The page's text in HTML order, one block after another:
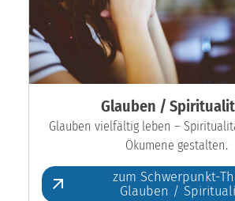
Glauben /
Glauben vielfältig leben –
Ökumene gestalten.
zum Schwerpunkt-
Glauben /